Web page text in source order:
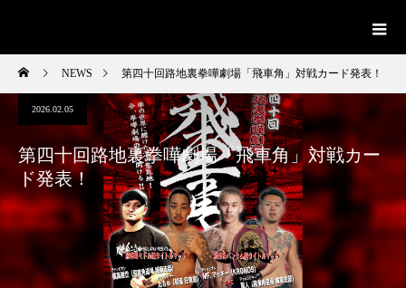
NEWS 第四十回路地裏拳嘩劇場「飛車角」対戦カード発表！
2026.02.05
第四十回路地裏拳嘩劇場「飛車角」対戦カー
ド発表！